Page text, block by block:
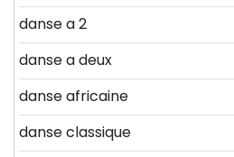
danse a 2
danse a deux
danse africaine
danse classique